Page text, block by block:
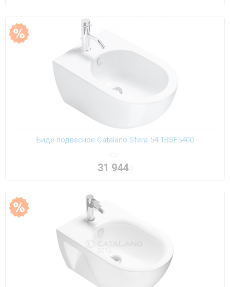
Биде подвесное Catalano Sfera 54 1BSF5400
31 944